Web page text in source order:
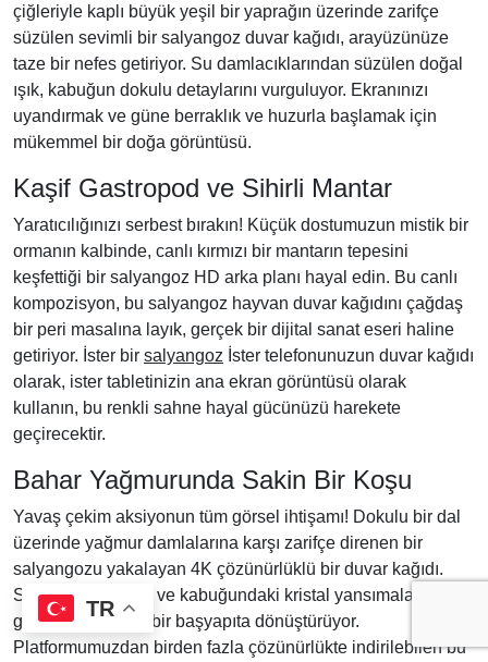
çiğleriyle kaplı büyük yeşil bir yaprağın üzerinde zarifçe
süzülen sevimli bir salyangoz duvar kağıdı, arayüzünüze
taze bir nefes getiriyor. Su damlacıklarından süzülen doğal
ışık, kabuğun dokulu detaylarını vurguluyor. Ekranınızı
uyandırmak ve güne berraklık ve huzurla başlamak için
mükemmel bir doğa görüntüsü.
Kaşif Gastropod ve Sihirli Mantar
Yaratıcılığınızı serbest bırakın! Küçük dostumuzun mistik bir
ormanın kalbinde, canlı kırmızı bir mantarın tepesini
keşfettiği bir salyangoz HD arka planı hayal edin. Bu canlı
kompozisyon, bu salyangoz hayvan duvar kağıdını çağdaş
bir peri masalına layık, gerçek bir dijital sanat eseri haline
getiriyor. İster bir salyangoz İster telefonunuzun duvar kağıdı
olarak, ister tabletinizin ana ekran görüntüsü olarak
kullanın, bu renkli sahne hayal gücünüzü harekete
geçirecektir.
Bahar Yağmurunda Sakin Bir Koşu
Yavaş çekim aksiyonun tüm görsel ihtişamı! Dokulu bir dal
üzerinde yağmur damlalarına karşı zarifçe direnen bir
salyangozu yakalayan 4K çözünürlüklü bir duvar kağıdı.
Suyun derisindeki ve kabuğundaki kristal yansımaları bu
görüntüyü gerçek bir başyapıta dönüştürüyor.
Platformumuzdan birden fazla çözünürlükte indirilebilen bu
TR